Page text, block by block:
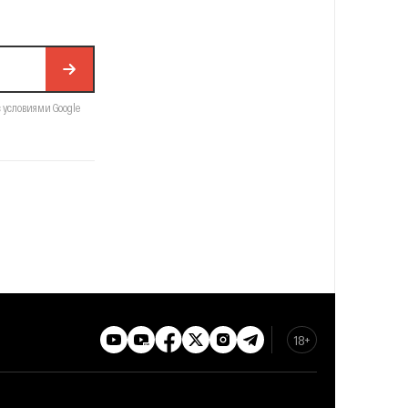
условиями Google
18+